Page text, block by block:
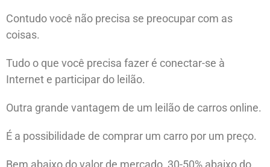
Contudo você não precisa se preocupar com as
coisas.
Tudo o que você precisa fazer é conectar-se à
Internet e participar do leilão.
Outra grande vantagem de um leilão de carros online.
É a possibilidade de comprar um carro por um preço.
Bem abaixo do valor de mercado, 30-50% abaixo do